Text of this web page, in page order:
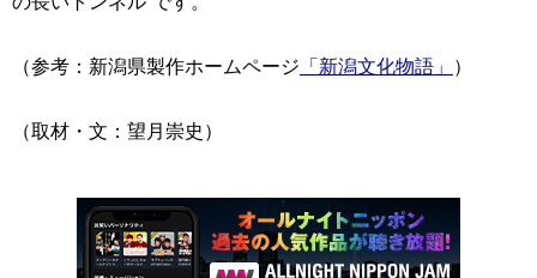
（参考：新潟県製作ホームページ 「新潟文化物語」 ）
（取材・文：望月崇史）